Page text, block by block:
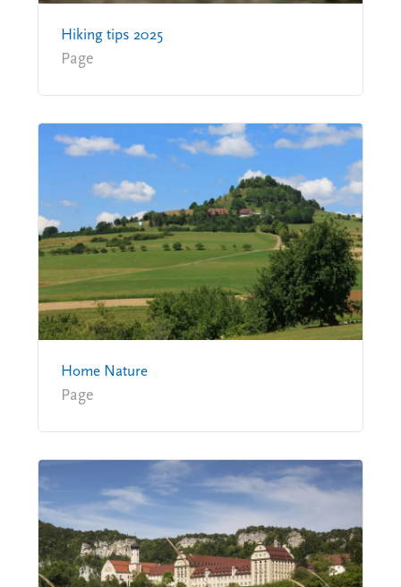
Hiking tips 2025
Page
Home Nature
Page